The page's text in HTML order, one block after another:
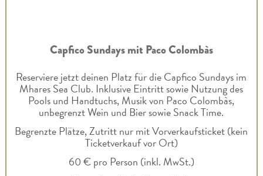
Capfico Sundays mit Paco Colombàs
Reserviere jetzt deinen Platz für die Capfico Sundays im
Mhares Sea Club. Inklusive Eintritt sowie Nutzung des
Pools und Handtuchs, Musik von Paco Colombàs,
unbegrenzt Wein und Bier sowie Snack Time.
Begrenzte Plätze, Zutritt nur mit Vorverkaufsticket (kein
Ticketverkauf vor Ort)
60 € pro Person (inkl. MwSt.)